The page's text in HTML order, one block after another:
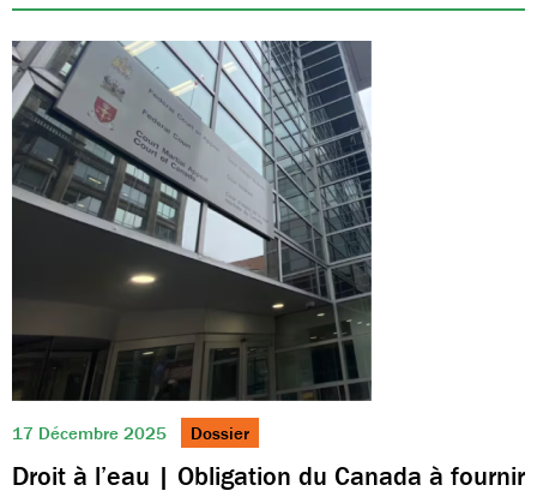
17 Décembre 2025 Dossier
Droit à l’eau | Obligation du Canada à fournir